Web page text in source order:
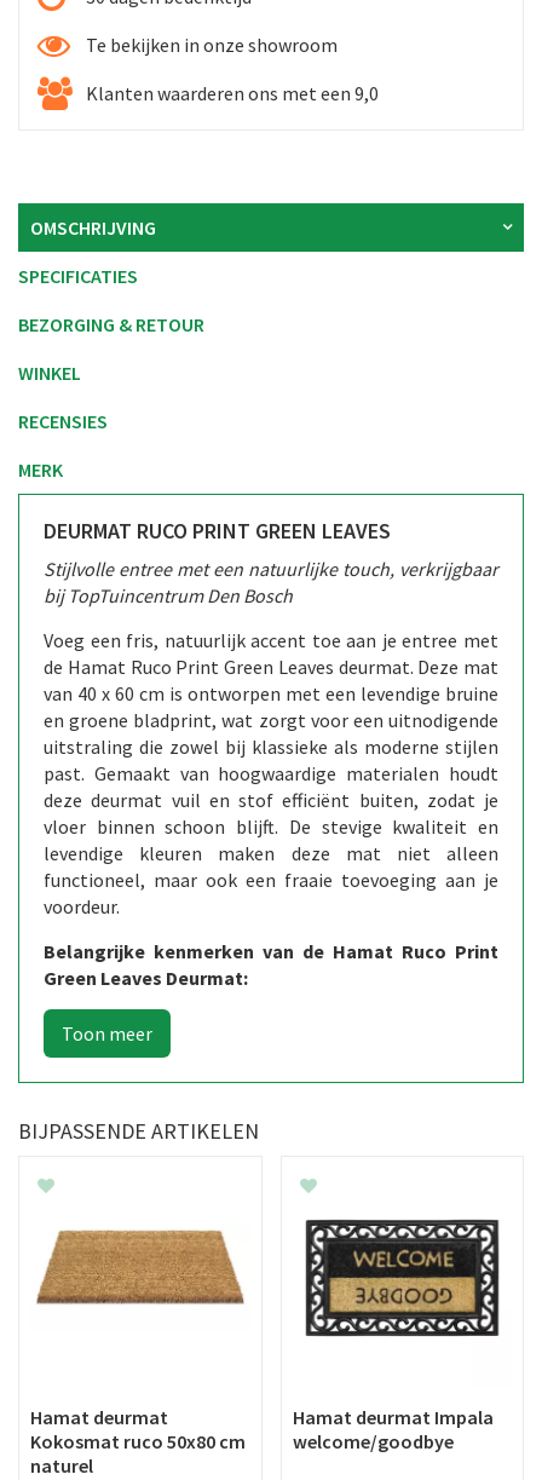
Te bekijken in onze showroom
Klanten waarderen ons met een 9,0
OMSCHRIJVING
SPECIFICATIES
BEZORGING & RETOUR
WINKEL
RECENSIES
MERK
DEURMAT RUCO PRINT GREEN LEAVES
Stijlvolle entree met een natuurlijke touch, verkrijgbaar
bij TopTuincentrum Den Bosch
Voeg een fris, natuurlijk accent toe aan je entree met
de Hamat Ruco Print Green Leaves deurmat. Deze mat
van 40 x 60 cm is ontworpen met een levendige bruine
en groene bladprint, wat zorgt voor een uitnodigende
uitstraling die zowel bij klassieke als moderne stijlen
past. Gemaakt van hoogwaardige materialen houdt
deze deurmat vuil en stof efficiënt buiten, zodat je
vloer binnen schoon blijft. De stevige kwaliteit en
levendige kleuren maken deze mat niet alleen
functioneel, maar ook een fraaie toevoeging aan je
voordeur.
Belangrijke kenmerken van de Hamat Ruco Print
Green Leaves Deurmat:
BIJPASSENDE ARTIKELEN
Hamat deurmat
Kokosmat ruco 50x80 cm
naturel
Hamat deurmat Impala
welcome/goodbye